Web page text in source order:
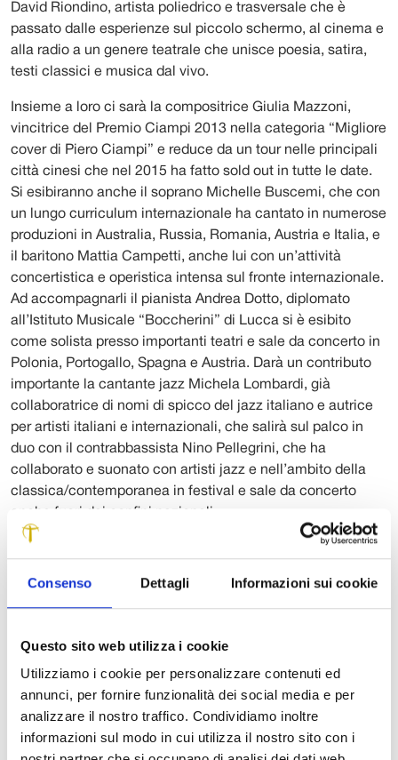
Consenso Dettagli Informazioni sui cookie
Questo sito web utilizza i cookie
Utilizziamo i cookie per personalizzare contenuti ed
annunci, per fornire funzionalità dei social media e per
analizzare il nostro traffico. Condividiamo inoltre
informazioni sul modo in cui utilizza il nostro sito con i
David Riondino, artista poliedrico e trasversale che è
passato dalle esperienze sul piccolo schermo, al cinema e
alla radio a un genere teatrale che unisce poesia, satira,
testi classici e musica dal vivo.
Insieme a loro ci sarà la compositrice Giulia Mazzoni,
vincitrice del Premio Ciampi 2013 nella categoria “Migliore
cover di Piero Ciampi” e reduce da un tour nelle principali
città cinesi che nel 2015 ha fatto sold out in tutte le date.
Si esibiranno anche il soprano Michelle Buscemi, che con
un lungo curriculum internazionale ha cantato in numerose
produzioni in Australia, Russia, Romania, Austria e Italia, e
il baritono Mattia Campetti, anche lui con un’attività
concertistica e operistica intensa sul fronte internazionale.
Ad accompagnarli il pianista Andrea Dotto, diplomato
all’Istituto Musicale “Boccherini” di Lucca si è esibito
come solista presso importanti teatri e sale da concerto in
Polonia, Portogallo, Spagna e Austria. Darà un contributo
importante la cantante jazz Michela Lombardi, già
collaboratrice di nomi di spicco del jazz italiano e autrice
per artisti italiani e internazionali, che salirà sul palco in
duo con il contrabbassista Nino Pellegrini, che ha
collaborato e suonato con artisti jazz e nell’ambito della
classica/contemporanea in festival e sale da concerto
anche fuori dai confini nazionali.
Momenti particolarmente suggestivi saranno quelli che
alla sua prima esperienza di regia, con il giovane Enea, e
due scuole di ballo che presenteranno delle coreografie sul
Gragnani, campionessa mondiale di Tap Dance, e Noemi
Tagliaferri con gli allievi dell’Officina dell’Arte di Genova, e
poi Evelina Ricci e gli allievi del New Studio Accademico
di Lucca. Il videoartista Marcantonio Lunardi presenterà in
anteprima internazionale il suo ultimo lavoro dal titolo